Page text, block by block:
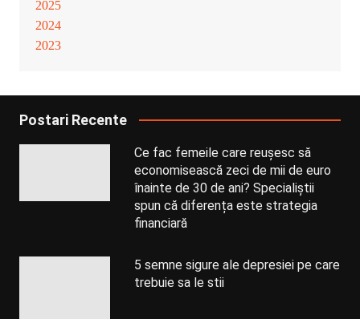
2025
2024
2023
Postari Recente
Ce fac femeile care reușesc să
economisească zeci de mii de euro
înainte de 30 de ani? Specialiștii
spun că diferența este strategia
financiară
5 semne sigure ale depresiei pe care
trebuie sa le stii